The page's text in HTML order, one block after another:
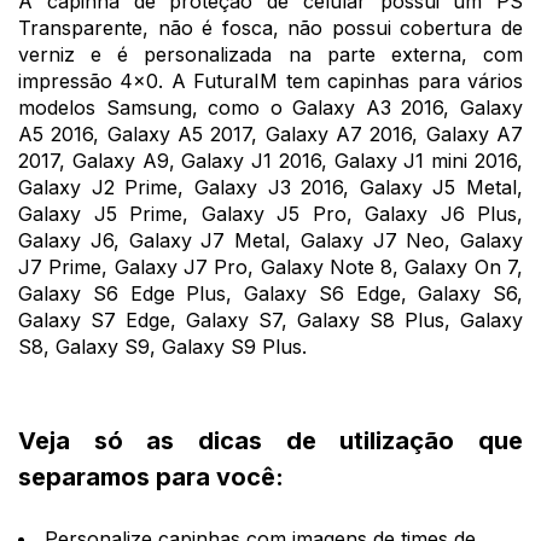
Transparente, não é fosca, não possui cobertura de
verniz e é personalizada na parte externa, com
impressão 4x0. A FuturaIM tem capinhas para vários
modelos Samsung, como o Galaxy A3 2016, Galaxy
A5 2016, Galaxy A5 2017, Galaxy A7 2016, Galaxy A7
2017, Galaxy A9, Galaxy J1 2016, Galaxy J1 mini 2016,
Galaxy J2 Prime, Galaxy J3 2016, Galaxy J5 Metal,
Galaxy J5 Prime, Galaxy J5 Pro, Galaxy J6 Plus,
Galaxy J6, Galaxy J7 Metal, Galaxy J7 Neo, Galaxy
J7 Prime, Galaxy J7 Pro, Galaxy Note 8, Galaxy On 7,
Galaxy S6 Edge Plus, Galaxy S6 Edge, Galaxy S6,
Galaxy S7 Edge, Galaxy S7, Galaxy S8 Plus, Galaxy
S8, Galaxy S9, Galaxy S9 Plus.
Veja só as dicas de utilização que
separamos para você: